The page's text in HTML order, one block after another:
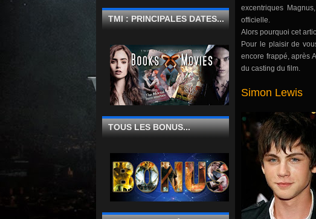
TMI : PRINCIPALES DATES...
TOUS LES BONUS...
excentriques
officielle.
Alors pourquoi cet
Pour le plaisir de
encore frappé, après
du casting du film.
Simon Lewis